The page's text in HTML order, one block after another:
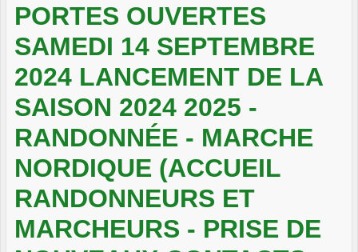
PORTES OUVERTES
SAMEDI 14 SEPTEMBRE
2024 LANCEMENT DE LA
SAISON 2024 2025 -
RANDONNÉE - MARCHE
NORDIQUE (ACCUEIL
RANDONNEURS ET
MARCHEURS - PRISE DE